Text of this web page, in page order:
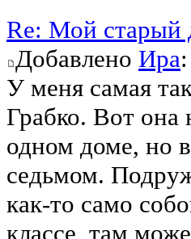
Re: Мой старый
Добавлено Ира
У меня самая
Грабко. Вот
одном доме, но
седьмом.
как-то само
классе, там